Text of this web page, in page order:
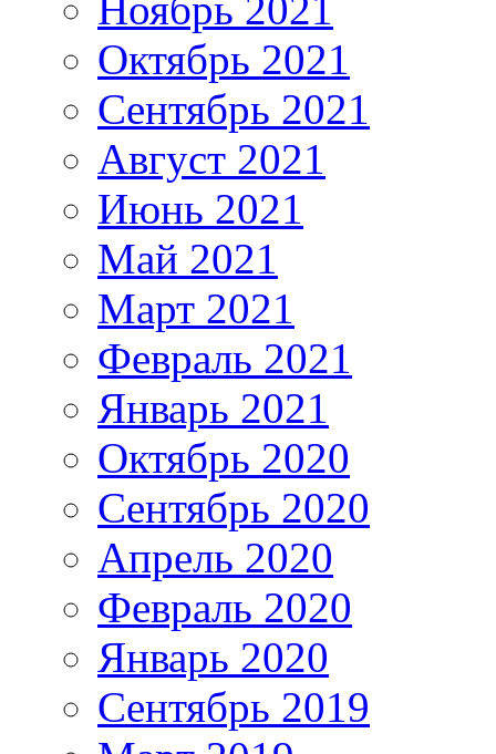
Ноябрь 2021
Октябрь 2021
Сентябрь 2021
Август 2021
Июнь 2021
Май 2021
Март 2021
Февраль 2021
Январь 2021
Октябрь 2020
Сентябрь 2020
Апрель 2020
Февраль 2020
Январь 2020
Сентябрь 2019